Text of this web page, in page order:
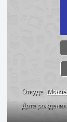
Откуда
Дата